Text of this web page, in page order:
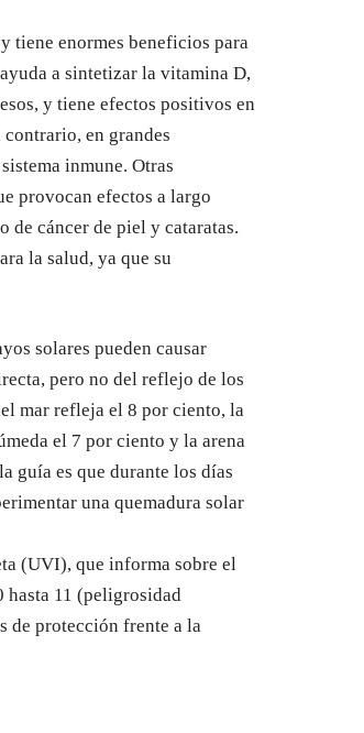
tiene enormes beneficios para
a sintetizar la vitamina D,
y tiene efectos positivos en
en grandes
inmune. Otras
provocan efectos a largo
de cáncer de piel y cataratas.
la salud, ya que su
solares pueden causar
pero no del reflejo de los
mar refleja el 8 por ciento, la
el 7 por ciento y la arena
guía es que durante los días
una quemadura solar
(UVI), que informa sobre el
hasta 11 (peligrosidad
de protección frente a la